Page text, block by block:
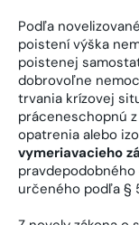
Podľa
poistení výška
poistenej
dobrovoľne
trvania krízovej
práceneschopnú
opatrenia alebo
vymeriavacieho
určeného podľa §